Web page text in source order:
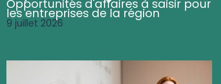
Opportunités d'affaires à saisir pour
les entreprises de la région
9 juillet 2026